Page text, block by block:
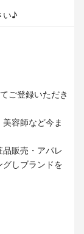
い♪
ご登録いただき
容師など今ま
品販売・アパレ
グしブランドを